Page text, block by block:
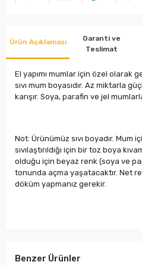
Ürün Açıklaması
Garanti ve
Teslimat
El yapımı mumlar için özel olarak
sıvı mum boyasıdır. Az miktarla
karışır. Soya, parafin ve jel
Not: Ürünümüz sıvı boyadır. Mum
sıvılaştırıldığı için bir toz boya
olduğu için beyaz renk (soya ve
tonunda açma yaşatacaktır. Net
döküm yapmanız gerekir.
Benzer Ürünler